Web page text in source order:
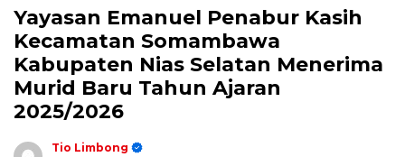
Yayasan Emanuel Penabur Kasih
Kecamatan Somambawa
Kabupaten Nias Selatan Menerima
Murid Baru Tahun Ajaran
2025/2026
Tio Limbong